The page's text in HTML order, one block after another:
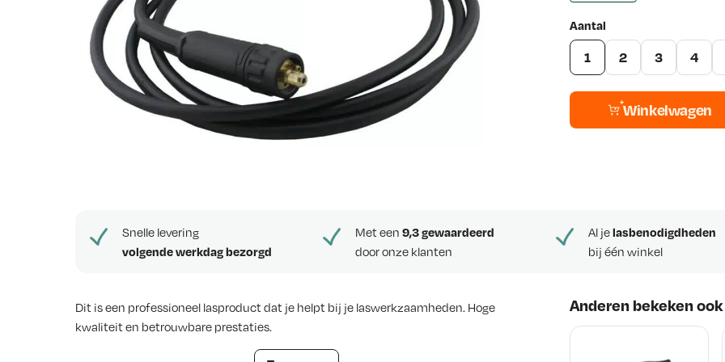
Aantal
1 2 3 4
Winkelwagen
Snelle levering
volgende werkdag bezorgd
Met een 9,3 gewaardeerd
door onze klanten
Al jelasbenodigdheden
bij één winkel
Dit is een professioneel lasproduct dat je helpt bij je laswerkzaamheden. Hoge
kwaliteit en betrouwbare prestaties.
Anderen bekeken ook